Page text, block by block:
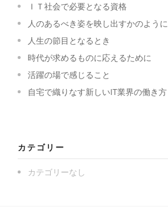
ＩＴ社会で必要となる資格
人のあるべき姿を映し出すかのように
人生の節目となるとき
時代が求めるものに応えるために
活躍の場で感じること
自宅で織りなす新しいIT業界の働き方
カテゴリー
カテゴリーなし